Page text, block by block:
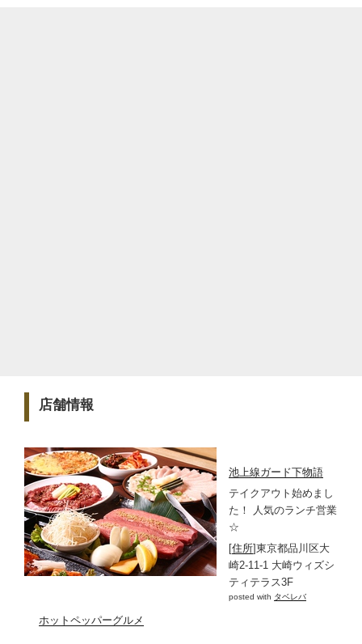
店舗情報
池上線ガード下物語
テイクアウト始めまし
た！ 人気のランチ営業
☆
[住所]東京都品川区大
崎2-11-1 大崎ウィズシ
ティテラス3F
posted with タベレバ
ホットペッパーグルメ